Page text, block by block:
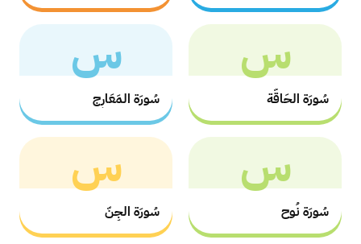
س
سُورَة الحَاقَّة
س
سُورَة المَعَارِج
س
سُورَة نُوح
س
سُورَة الجِنّ